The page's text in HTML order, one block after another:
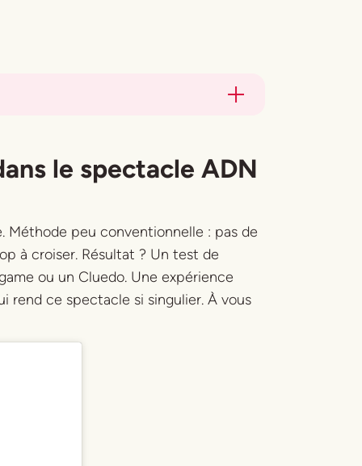
le spectacle ADN
Méthode peu conventionnelle : pas de
à croiser. Résultat ? Un test de
ou un Cluedo. Une expérience
rend ce spectacle si singulier. À vous